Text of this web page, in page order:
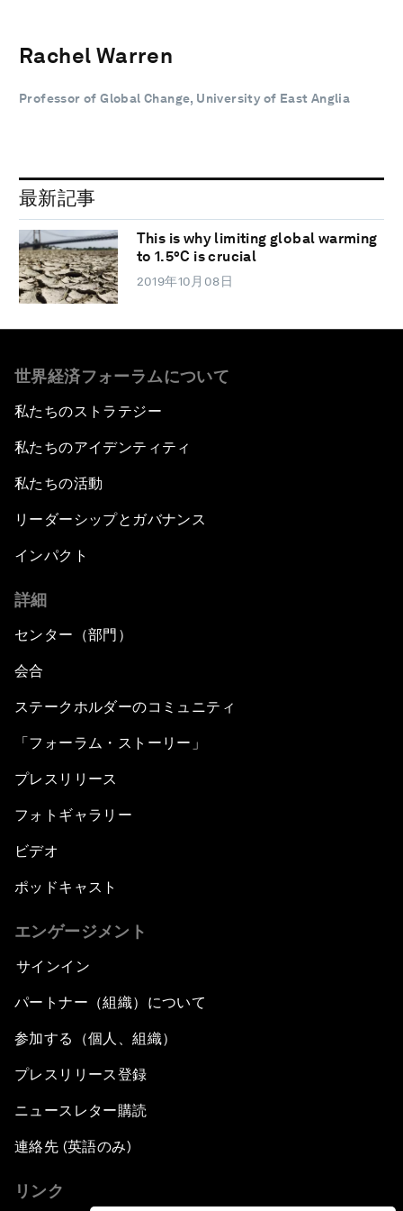
Rachel Warren
Professor of Global Change, University of East Anglia
最新記事
This is why limiting global warming
to 1.5°C is crucial
2019年10月08日
世界経済フォーラムについて
私たちのストラテジー
私たちのアイデンティティ
私たちの活動
リーダーシップとガバナンス
インパクト
詳細
センター（部門）
会合
ステークホルダーのコミュニティ
「フォーラム・ストーリー」
プレスリリース
フォトギャラリー
ビデオ
ポッドキャスト
エンゲージメント
サインイン
パートナー（組織）について
参加する（個人、組織）
プレスリリース登録
ニュースレター購読
連絡先 (英語のみ)
リンク